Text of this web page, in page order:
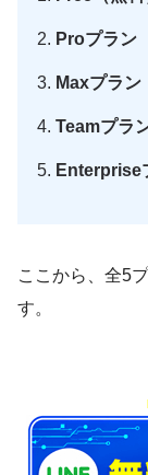
Proプラン
Maxプラン
Teamプラ
Enterprise
ここから、全5
す。